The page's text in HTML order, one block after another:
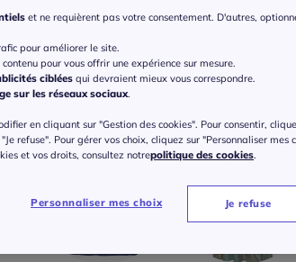
et ne requièrent pas votre consentement. D'autres,
pour améliorer le site.
contenu pour vous offrir une expérience sur mesure.
ciblées qui devraient mieux vous correspondre.
sur les réseaux sociaux.
en cliquant sur "Gestion des cookies". Pour consentir,
refuse". Pour gérer vos choix, cliquez sur "Personnaliser mes
et vos droits, consultez notrepolitique des cookies.
Personnaliser mes choix Je refuse